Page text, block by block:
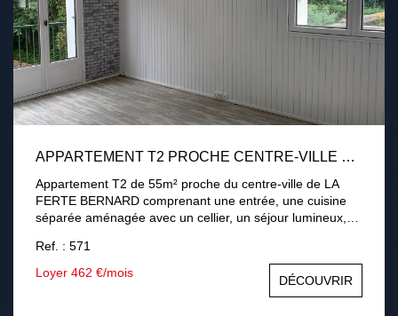
APPARTEMENT T2 PROCHE CENTRE-VILLE DE LA FERTE BERNARD
Appartement T2 de 55m² proche du centre-ville de LA
FERTE BERNARD comprenant une entrée, une cuisine
séparée aménagée avec un cellier, un séjour lumineux,
des toilettes séparées. Le logement dispose d'une cave.
Chauffage collectif à 30% au gaz de ville et 70% réparti
selon les décompteurs individuels, Eau froide collective et
production d'eau chaude par cumulus électrique. Loyer
Ref. : 571
Loyer 462 €/mois
DÉCOUVRIR